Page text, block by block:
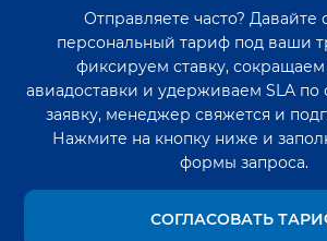
Отправляете часто? Давайте
персональный тариф под ваши
фиксируем ставку, сокращаем
авиадоставки и удерживаем SLA по
заявку, менеджер свяжется и
Нажмите на кнопку ниже и
формы запроса.
СОГЛАСОВАТЬ